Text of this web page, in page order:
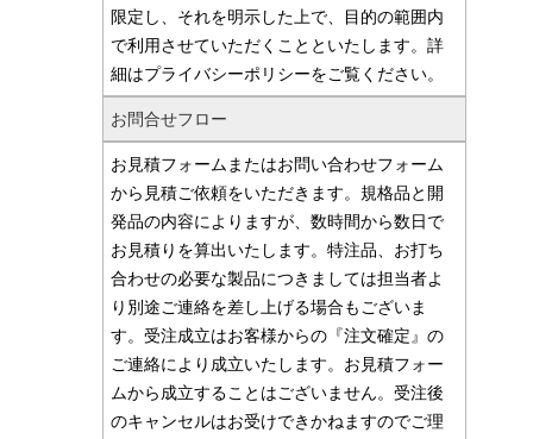
限定し、それを明示した上で、目的の範囲内
で利用させていただくことといたします。詳
細はプライバシーポリシーをご覧ください。
お問合せフロー
お見積フォームまたはお問い合わせフォーム
から見積ご依頼をいただきます。規格品と開
発品の内容によりますが、数時間から数日で
お見積りを算出いたします。特注品、お打ち
合わせの必要な製品につきましては担当者よ
り別途ご連絡を差し上げる場合もございま
す。受注成立はお客様からの『注文確定』の
ご連絡により成立いたします。お見積フォー
ムから成立することはございません。受注後
のキャンセルはお受けできかねますのでご理